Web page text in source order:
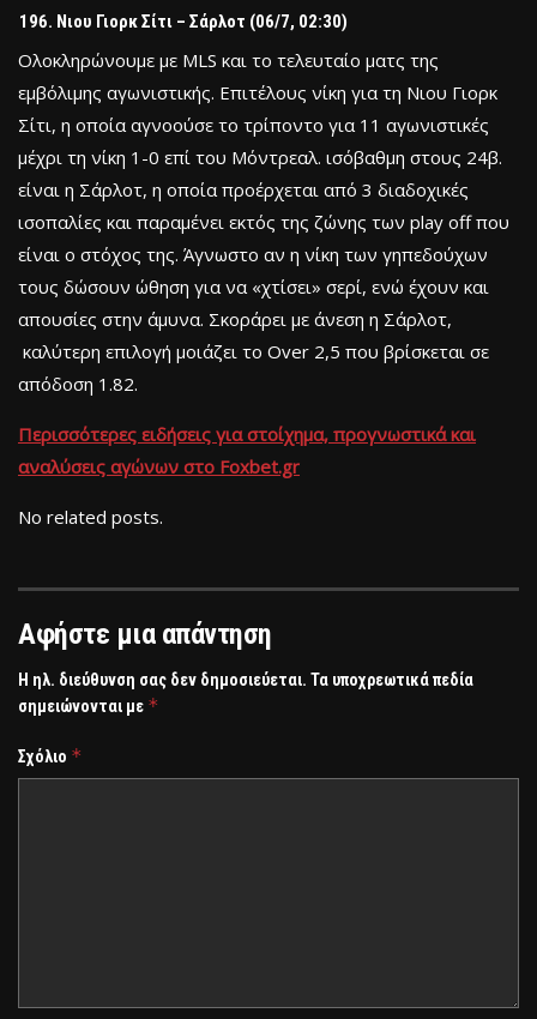
Νιου Γιορκ Σίτι – Σάρλοτ (06/7, 02:30)
Ολοκληρώνουμε με MLS και το τελευταίο ματς της
εμβόλιμης αγωνιστικής. Επιτέλους νίκη για τη Νιου Γιορκ
Σίτι, η οποία αγνοούσε το τρίποντο για 11 αγωνιστικές
μέχρι τη νίκη 1-0 επί του Μόντρεαλ. ισόβαθμη στους 24β.
είναι η Σάρλοτ, η οποία προέρχεται από 3 διαδοχικές
ισοπαλίες και παραμένει εκτός της ζώνης των play off που
είναι ο στόχος της. Άγνωστο αν η νίκη των γηπεδούχων
τους δώσουν ώθηση για να «χτίσει» σερί, ενώ έχουν και
απουσίες στην άμυνα. Σκοράρει με άνεση η Σάρλοτ,
καλύτερη επιλογή μοιάζει το Over 2,5 που βρίσκεται σε
απόδοση 1.82.
Περισσότερες ειδήσεις για στοίχημα, προγνωστικά και
αναλύσεις αγώνων στο Foxbet.gr
No related posts.
Αφήστε μια απάντηση
Η ηλ. διεύθυνση σας δεν δημοσιεύεται. Τα υποχρεωτικά πεδία
σημειώνονται με *
Σχόλιο *